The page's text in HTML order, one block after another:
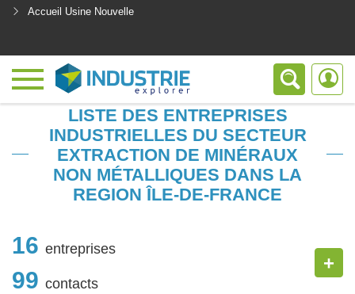
Accueil Usine Nouvelle
LISTE DES ENTREPRISES
INDUSTRIELLES DU SECTEUR
EXTRACTION DE MINÉRAUX
NON MÉTALLIQUES DANS LA
REGION ÎLE-DE-FRANCE
16 entreprises
99 contacts
+